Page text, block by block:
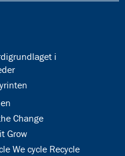
i
Change
Grow
We cycle Recycle